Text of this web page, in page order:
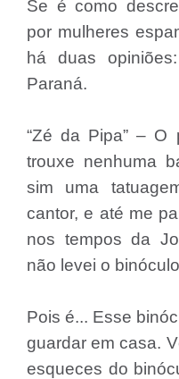
Se é como
por mulheres
há duas
Paraná.
“Zé da Pipa” – O
trouxe nenhuma
sim uma
cantor, e até me
nos tempos da
não levei o
Pois é... Esse
guardar em casa.
esqueces do